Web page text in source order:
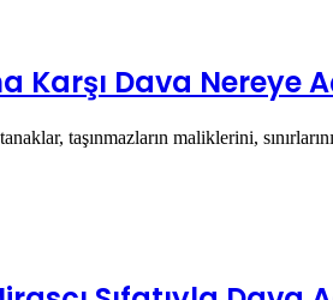
Karşı Dava Nereye
taşınmazların maliklerini,